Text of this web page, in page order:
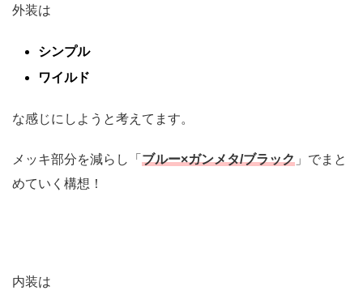
外装は
シンプル
ワイルド
な感じにしようと考えてます。
メッキ部分を減らし「 ブルー×ガンメタ/ブラック 」でまと
めていく構想！
内装は